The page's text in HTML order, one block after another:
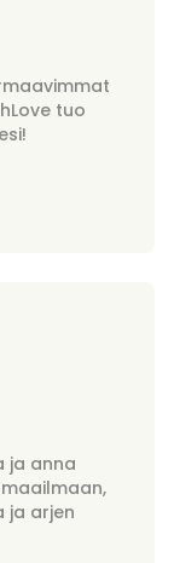
tuo
ja anna
ja arjen